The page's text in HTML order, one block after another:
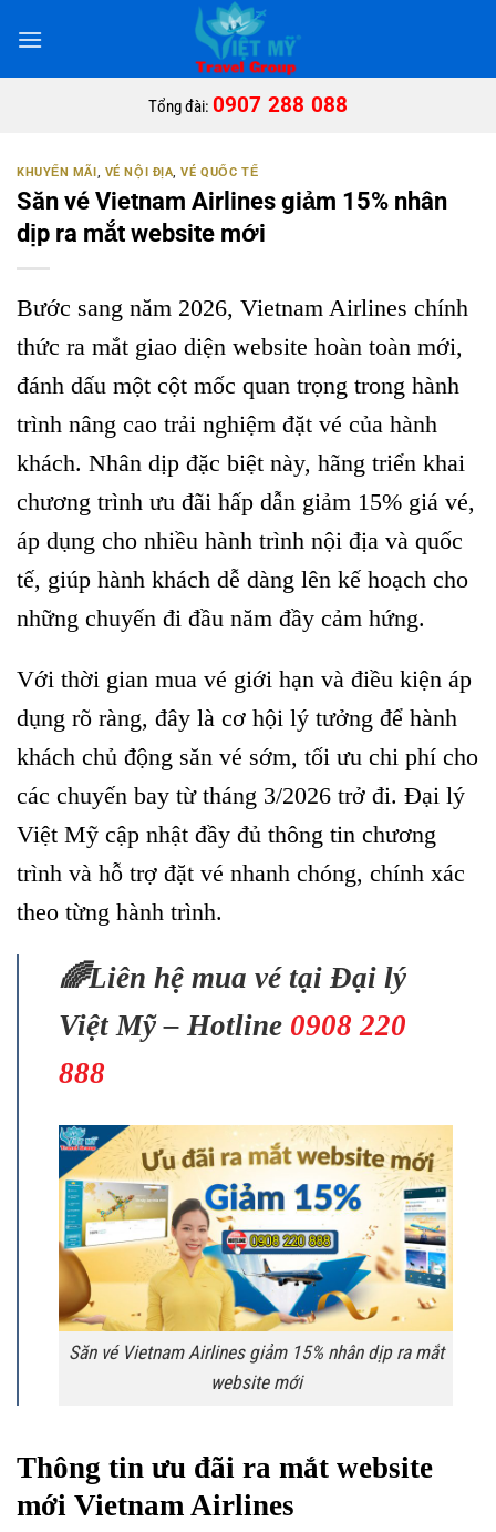
qua
Tổng đài: 0907 288 088
KHUYẾN MÃI, VÉ NỘI ĐỊA,VÉ QUỐC TẾ
Săn vé Vietnam Airlines giảm 15% nhân
dịp ra mắt website mới
Bước sang năm 2026, Vietnam Airlines chính
thức ra mắt giao diện website hoàn toàn mới,
đánh dấu một cột mốc quan trọng trong hành
trình nâng cao trải nghiệm đặt vé của hành
khách. Nhân dịp đặc biệt này, hãng triển khai
chương trình ưu đãi hấp dẫn giảm 15% giá vé,
áp dụng cho nhiều hành trình nội địa và quốc
tế, giúp hành khách dễ dàng lên kế hoạch cho
những chuyến đi đầu năm đầy cảm hứng.
Với thời gian mua vé giới hạn và điều kiện áp
dụng rõ ràng, đây là cơ hội lý tưởng để hành
khách chủ động săn vé sớm, tối ưu chi phí cho
các chuyến bay từ tháng 3/2026 trở đi. Đại lý
Việt Mỹ cập nhật đầy đủ thông tin chương
trình và hỗ trợ đặt vé nhanh chóng, chính xác
theo từng hành trình.
🌈Liên hệ mua vé tại Đại lý
Việt Mỹ – Hotline 0908 220
888
Săn vé Vietnam Airlines giảm 15% nhân dịp ra mắt
website mới
Thông tin ưu đãi ra mắt website
mới Vietnam Airlines